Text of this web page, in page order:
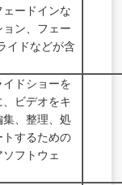
ェードインな
ョン、フェー
イドなどが含
イドショーを
ビデオをキ
集、整理、処
するための
フトウェ